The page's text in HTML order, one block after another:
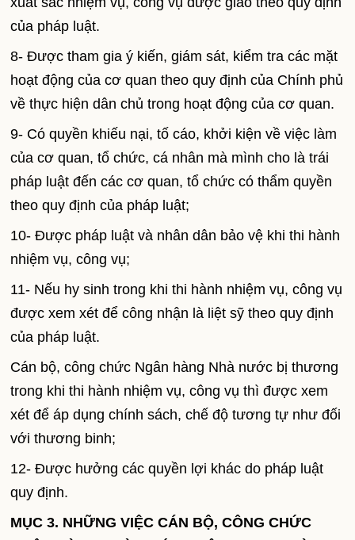
của pháp luật.
8- Được tham gia ý kiến, giám sát, kiểm tra các mặt
hoạt động của cơ quan theo quy định của Chính phủ
về thực hiện dân chủ trong hoạt động của cơ quan.
9- Có quyền khiếu nại, tố cáo, khởi kiện về việc làm
của cơ quan, tổ chức, cá nhân mà mình cho là trái
pháp luật đến các cơ quan, tổ chức có thẩm quyền
theo quy định của pháp luật;
10- Được pháp luật và nhân dân bảo vệ khi thi hành
nhiệm vụ, công vụ;
11- Nếu hy sinh trong khi thi hành nhiệm vụ, công vụ
được xem xét để công nhận là liệt sỹ theo quy định
của pháp luật.
Cán bộ, công chức Ngân hàng Nhà nước bị thương
trong khi thi hành nhiệm vụ, công vụ thì được xem
xét để áp dụng chính sách, chế độ tương tự như đối
với thương binh;
12- Được hưởng các quyền lợi khác do pháp luật
quy định.
MỤC 3. NHỮNG VIỆC CÁN BỘ, CÔNG CHỨC